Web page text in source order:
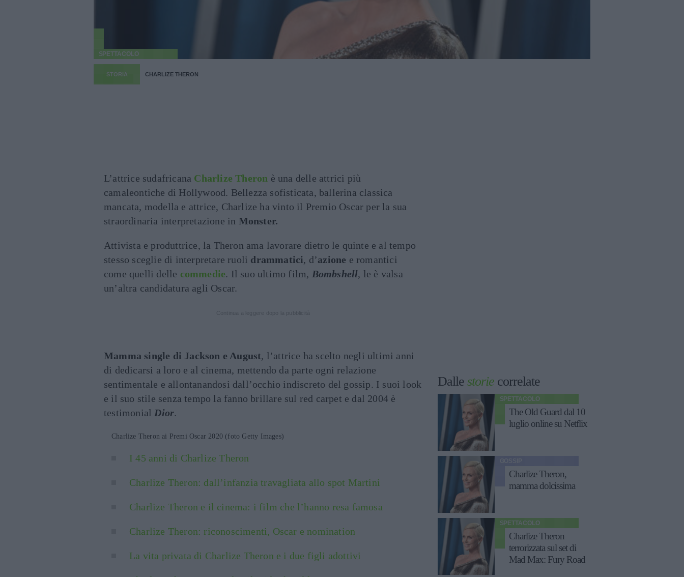
SPETTACOLO
STORIA CHARLIZE THERON
L’attrice sudafricana Charlize Theron è una delle attrici più
camaleontiche di Hollywood. Bellezza sofisticata, ballerina classica
mancata, modella e attrice, Charlize ha vinto il Premio Oscar per la sua
straordinaria interpretazione in Monster.
Attivista e produttrice, la Theron ama lavorare dietro le quinte e al tempo
stesso sceglie di interpretare ruoli drammatici, d’azione e romantici
come quelli delle commedie. Il suo ultimo film, Bombshell, le è valsa
un’altra candidatura agli Oscar.
Mamma single di Jackson e August, l’attrice ha scelto negli ultimi anni
di dedicarsi a loro e al cinema, mettendo da parte ogni relazione
sentimentale e allontanandosi dall’occhio indiscreto del gossip. I suoi look
e il suo stile senza tempo la fanno brillare sul red carpet e dal 2004 è
testimonial Dior.
Charlize Theron ai Premi Oscar 2020 (foto Getty Images)
I 45 anni di Charlize Theron
Charlize Theron: dall’infanzia travagliata allo spot Martini
Charlize Theron e il cinema: i film che l’hanno resa famosa
Charlize Theron: riconoscimenti, Oscar e nomination
La vita privata di Charlize Theron e i due figli adottivi
Dalle storie correlate
SPETTACOLO
The Old Guard dal 10
luglio online su Netflix
Charlize Theron,
mamma dolcissima
SPETTACOLO
Charlize Theron
terrorizzata sul set di
Mad Max: Fury Road